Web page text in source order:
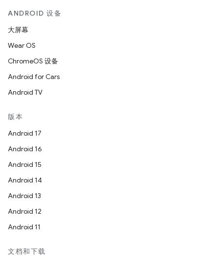
ANDROID 设备
大屏幕
Wear OS
ChromeOS 设备
Android for Cars
Android TV
版本
Android 17
Android 16
Android 15
Android 14
Android 13
Android 12
Android 11
文档和下载